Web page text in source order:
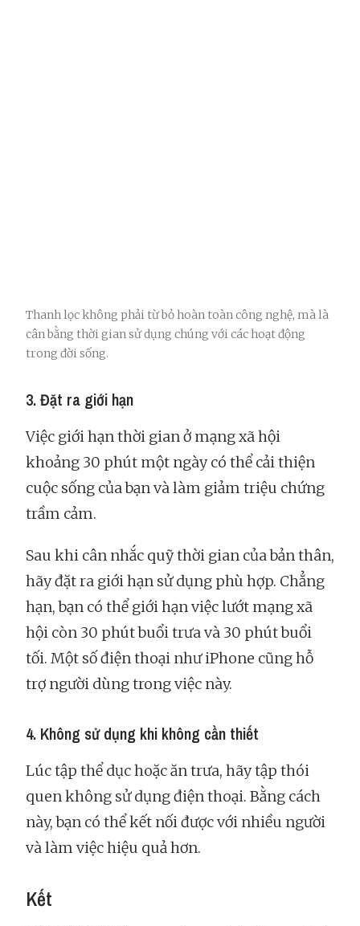
Thanh lọc không phải từ bỏ hoàn toàn công nghệ, mà là
cân bằng thời gian sử dụng chúng với các hoạt động
trong đời sống.
3. Đặt ra giới hạn
Việc giới hạn thời gian ở mạng xã hội
khoảng 30 phút một ngày có thể cải thiện
cuộc sống của bạn và làm giảm triệu chứng
trầm cảm.
Sau khi cân nhắc quỹ thời gian của bản thân,
hãy đặt ra giới hạn sử dụng phù hợp. Chẳng
hạn, bạn có thể giới hạn việc lướt mạng xã
hội còn 30 phút buổi trưa và 30 phút buổi
tối. Một số điện thoại như iPhone cũng hỗ
trợ người dùng trong việc này.
4. Không sử dụng khi không cần thiết
Lúc tập thể dục hoặc ăn trưa, hãy tập thói
quen không sử dụng điện thoại. Bằng cách
này, bạn có thể kết nối được với nhiều người
và làm việc hiệu quả hơn.
Kết